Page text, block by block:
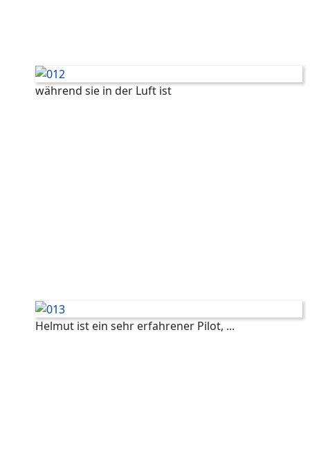
während sie in der Luft ist
Helmut ist ein sehr erfahrener Pilot, ...